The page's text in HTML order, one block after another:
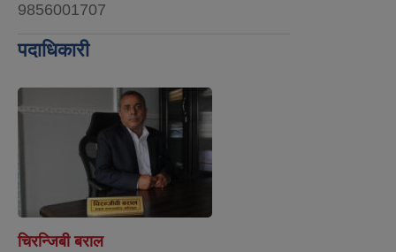
9856001707
पदाधिकारी
चिरन्जिबी बराल